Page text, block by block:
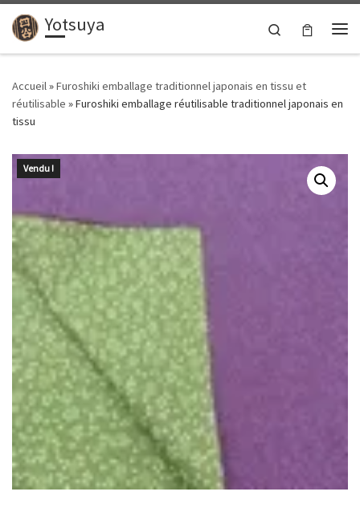
Passer au contenu
Yotsuya
Search
Accueil»Furoshiki emballage traditionnel japonais en tissu et
réutilisable »Furoshiki emballage réutilisable traditionnel japonais en
tissu
Vendu !